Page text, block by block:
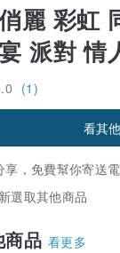
麗 彩虹
派對 情
(1)
看其
，免費幫你寄送
選取其他商品
商品 看更多